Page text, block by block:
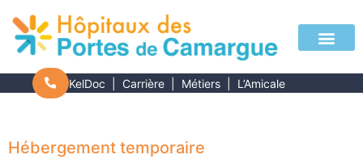
KelDoc Carrière Métiers L’Amicale
Hébergement temporaire